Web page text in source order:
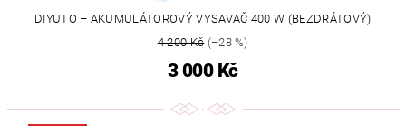
DIYUTO – AKUMULÁTOROVÝ VYSAVAČ 400 W (BEZDRÁTOVÝ)
4 200 Kč(–28 %)
3 000 Kč